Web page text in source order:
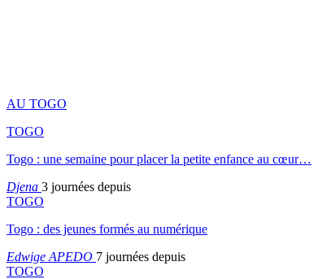
AU TOGO
TOGO
Togo : une semaine pour placer la petite enfance au cœur…
Djena 3 journées depuis
TOGO
Togo : des jeunes formés au numérique
Edwige APEDO 7 journées depuis
TOGO